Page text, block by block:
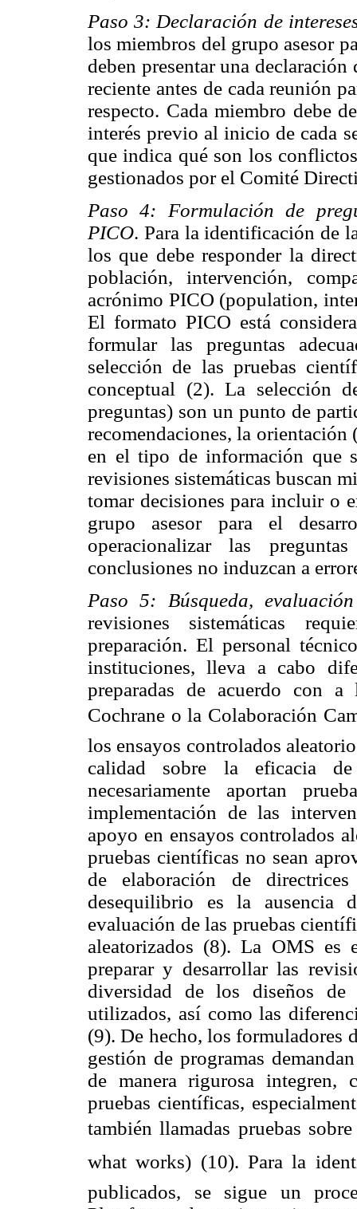
Paso 3: Declaración de
los miembros del grupo asesor
deben presentar una
reciente antes de cada reunión
respecto. Cada miembro debe
interés previo al inicio de cada
que indica qué son los
gestionados por el Comité
Paso 4: Formulación de
PICO. Para la identificación de
los que debe responder la
población, intervención,
acrónimo PICO (population,
El formato PICO está
formular las preguntas
selección de las pruebas
conceptual (2). La selección
preguntas) son un punto de
recomendaciones, la
en el tipo de información que
revisiones sistemáticas buscan
tomar decisiones para incluir o
grupo asesor para el
operacionalizar las
conclusiones no induzcan a
Paso 5: Búsqueda,
revisiones sistemáticas
preparación. El personal
instituciones, lleva a cabo
preparadas de acuerdo con
Cochrane o la Colaboración
los ensayos controlados
calidad sobre la eficacia
necesariamente aportan
implementación de las
apoyo en ensayos controlados
pruebas científicas no sean
de elaboración de
desequilibrio es la ausencia
evaluación de las pruebas
aleatorizados (8). La OMS es
preparar y desarrollar las
diversidad de los diseños
utilizados, así como las
(9). De hecho, los formuladores
gestión de programas
de manera rigurosa integren,
pruebas científicas,
también llamadas pruebas
what works) (10). Para la
publicados, se sigue un